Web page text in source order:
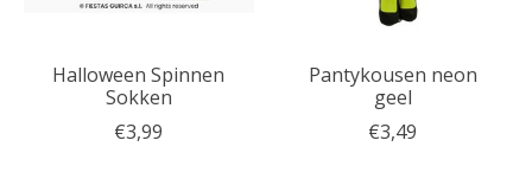
Halloween Spinnen
Sokken
€3,99
Pantykousen neon
geel
€3,49